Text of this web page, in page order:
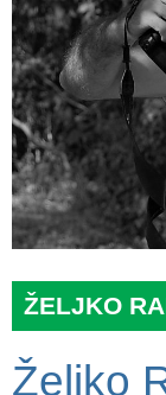
ŽELJKO
Željko